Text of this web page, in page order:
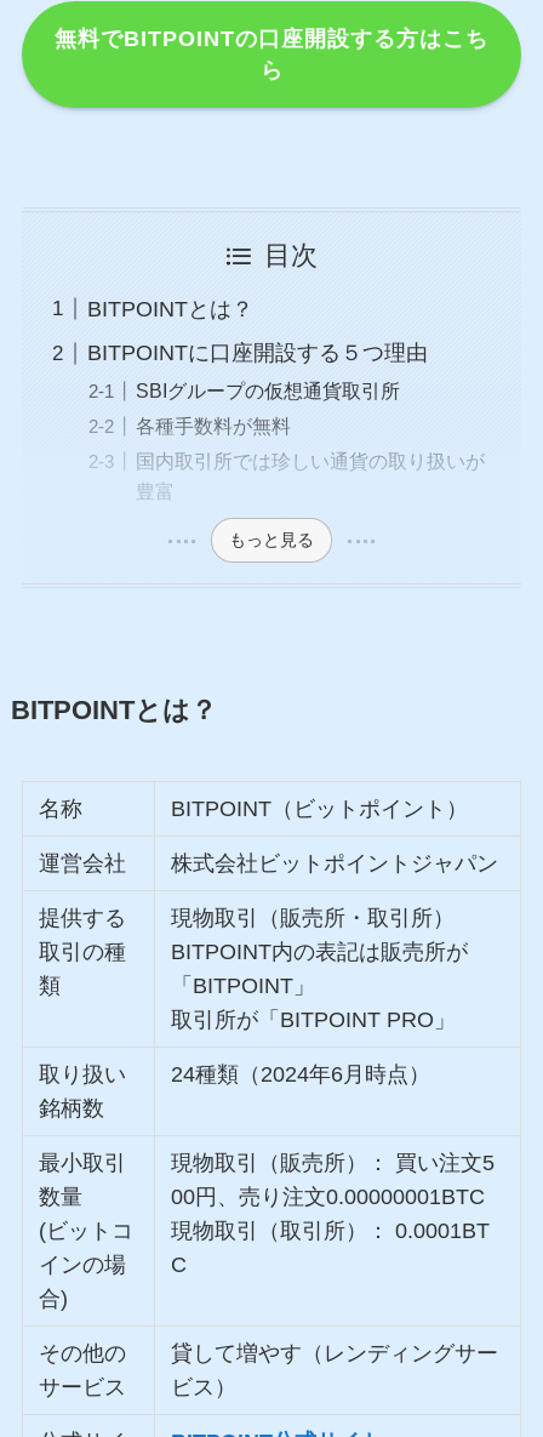
無料でBITPOINTの口座開設する方はこち
ら
目次
BITPOINTとは？
BITPOINTに口座開設する５つ理由
SBIグループの仮想通貨取引所
各種手数料が無料
国内取引所では珍しい通貨の取り扱いが
豊富
もっと見る
BITPOINTとは？
名称 BITPOINT（ビットポイント）
運営会社 株式会社ビットポイントジャパン
提供する
取引の種
類
現物取引（販売所・取引所）
BITPOINT内の表記は販売所が
「BITPOINT」
取引所が「BITPOINT PRO」
取り扱い
銘柄数
24種類（2024年6月時点）
最小取引
数量
(ビットコ
インの場
合)
現物取引（販売所）： 買い注文5
00円、売り注文0.00000001BTC
現物取引（取引所）： 0.0001BT
C
その他の
サービス
貸して増やす（レンディングサー
ビス）